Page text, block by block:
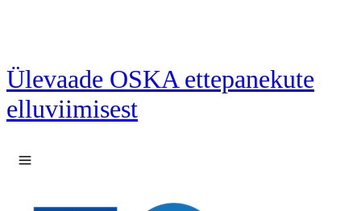
Ülevaade OSKA ettepanekute
elluviimisest
Ava menüü